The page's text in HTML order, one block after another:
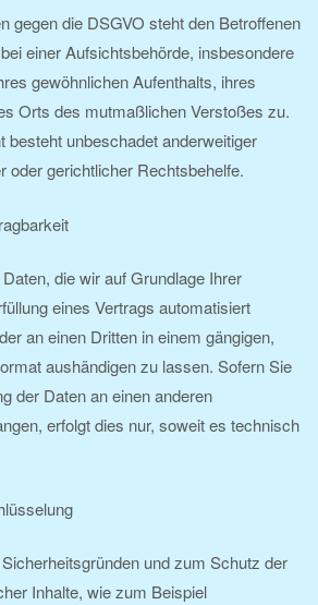
gegen die DSGVO steht den Betroffenen
einer Aufsichtsbehörde, insbesondere
gewöhnlichen Aufenthalts, ihres
Orts des mutmaßlichen Verstoßes zu.
besteht unbeschadet anderweitiger
oder gerichtlicher Rechtsbehelfe.
die wir auf Grundlage Ihrer
eines Vertrags automatisiert
an einen Dritten in einem gängigen,
aushändigen zu lassen. Sofern Sie
der Daten an einen anderen
erfolgt dies nur, soweit es technisch
und zum Schutz der
Inhalte, wie zum Beispiel